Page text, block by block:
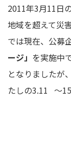
2011年3月11日
地域を超えて災
では現在、公募
ージ」 を実施中
となりましたが
たしの3.11 〜